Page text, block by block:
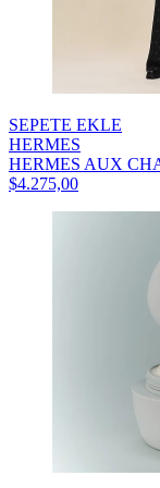
SEPETE EKLE
HERMES
HERMES AUX
$4.275,00